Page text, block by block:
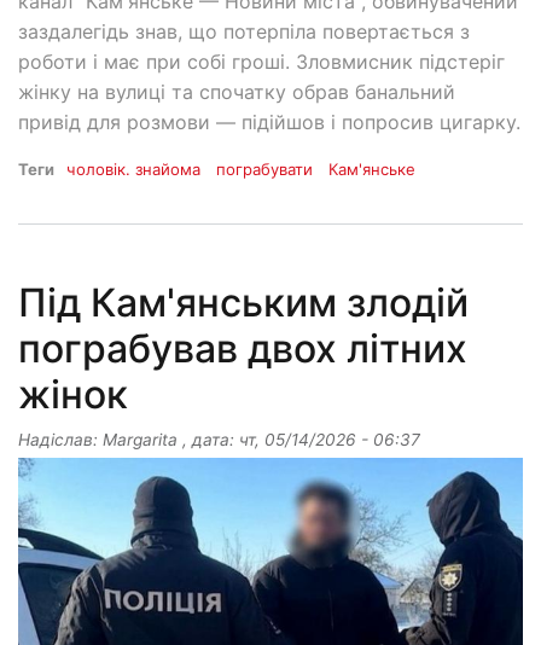
заздалегідь знав, що потерпіла повертається з
роботи і має при собі гроші. Зловмисник підстеріг
жінку на вулиці та спочатку обрав банальний
привід для розмови — підійшов і попросив цигарку.
Теги чоловік. знайома пограбувати Кам'янське
Під Кам'янським злодій
пограбував двох літних
жінок
Надіслав: Margarita , дата: чт, 05/14/2026 - 06:37